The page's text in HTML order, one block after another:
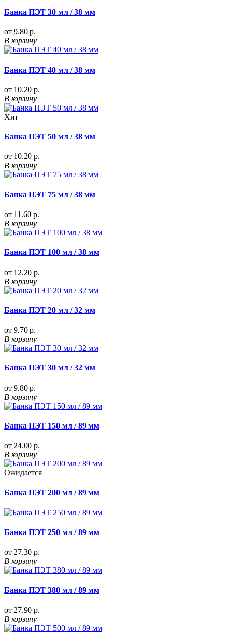
Банка ПЭТ 30 мл / 38 мм
от 9.80 р.
В корзину
Банка ПЭТ 40 мл / 38 мм
от 10.20 р.
В корзину
Хит
Банка ПЭТ 50 мл / 38 мм
от 10.20 р.
В корзину
Банка ПЭТ 75 мл / 38 мм
от 11.60 р.
В корзину
Банка ПЭТ 100 мл / 38 мм
от 12.20 р.
В корзину
Банка ПЭТ 20 мл / 32 мм
от 9.70 р.
В корзину
Банка ПЭТ 30 мл / 32 мм
от 9.80 р.
В корзину
Банка ПЭТ 150 мл / 89 мм
от 24.00 р.
В корзину
Ожидается
Банка ПЭТ 200 мл / 89 мм
Банка ПЭТ 250 мл / 89 мм
от 27.30 р.
В корзину
Банка ПЭТ 380 мл / 89 мм
от 27.90 р.
В корзину